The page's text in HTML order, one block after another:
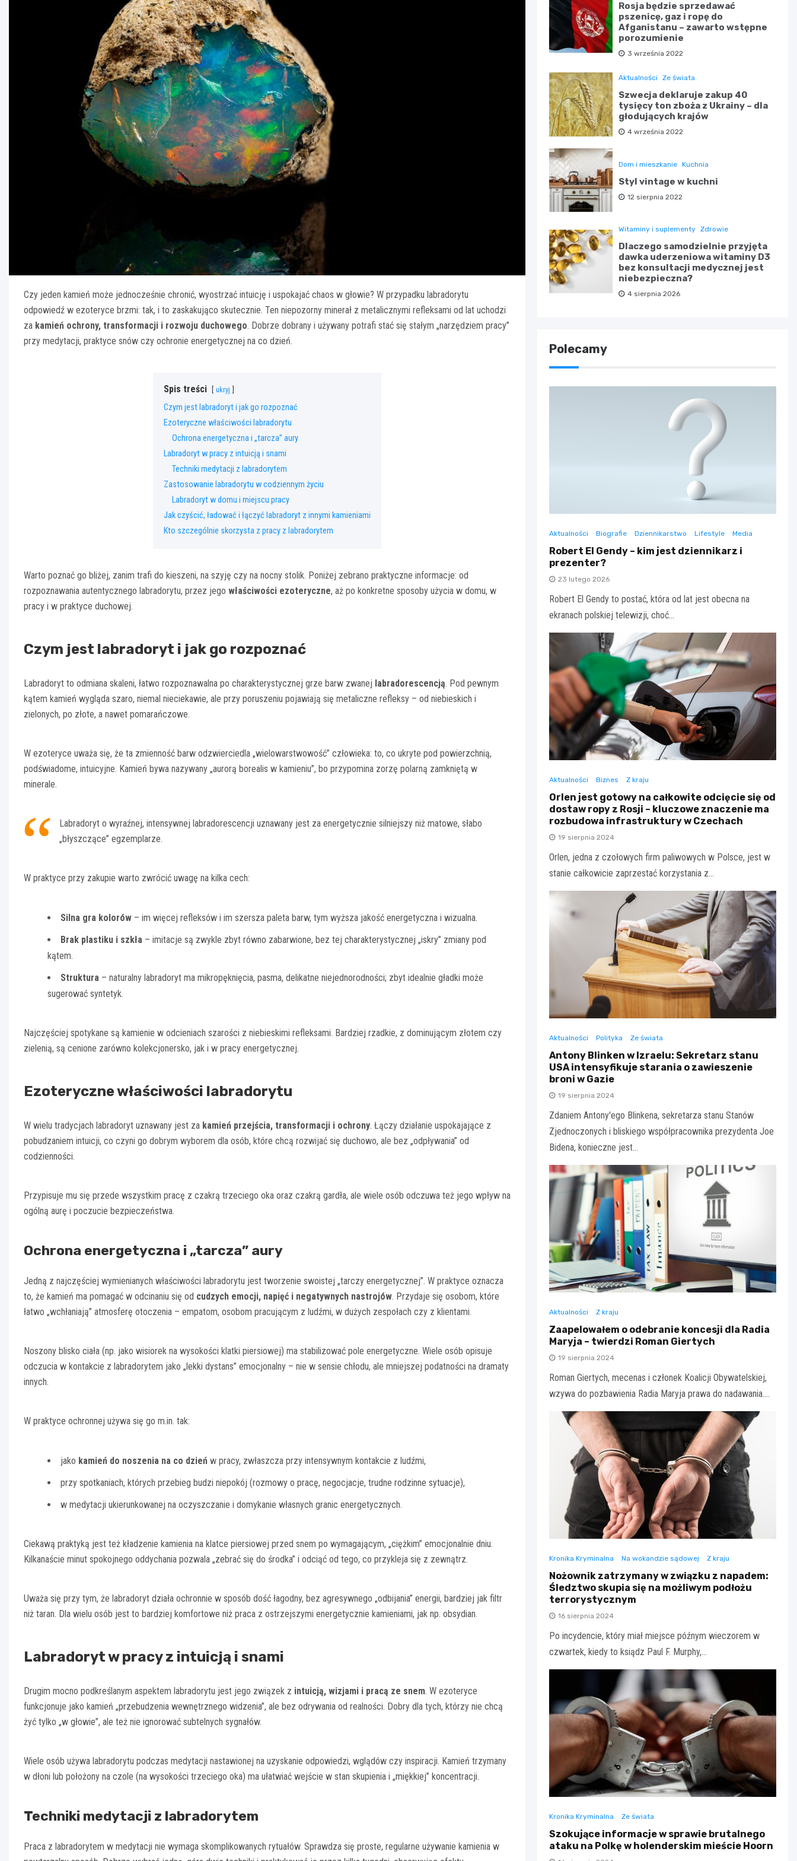
Czy jeden kamień może jednocześnie chronić, wyostrzać intuicję i uspokajać chaos w głowie? W przypadku labradorytu
odpowiedź w ezoteryce brzmi: tak, i to zaskakująco skutecznie. Ten niepozorny minerał z metalicznymi refleksami od lat uchodzi
za kamień ochrony, transformacji i rozwoju duchowego. Dobrze dobrany i używany potrafi stać się stałym „narzędziem pracy”
przy medytacji, praktyce snów czy ochronie energetycznej na co dzień.
Spis treści ukryj
Czym jest labradoryt i jak go rozpoznać
Ezoteryczne właściwości labradorytu
Ochrona energetyczna i „tarcza” aury
Labradoryt w pracy z intuicją i snami
Techniki medytacji z labradorytem
Zastosowanie labradorytu w codziennym życiu
Labradoryt w domu i miejscu pracy
Jak czyścić, ładować i łączyć labradoryt z innymi kamieniami
Kto szczególnie skorzysta z pracy z labradorytem
Warto poznać go bliżej, zanim trafi do kieszeni, na szyję czy na nocny stolik. Poniżej zebrano praktyczne informacje: od
rozpoznawania autentycznego labradorytu, przez jego właściwości ezoteryczne, aż po konkretne sposoby użycia w domu, w
pracy i w praktyce duchowej.
Czym jest labradoryt i jak go rozpoznać
Labradoryt to odmiana skaleni, łatwo rozpoznawalna po charakterystycznej grze barw zwanej labradorescencją. Pod pewnym
kątem kamień wygląda szaro, niemal nieciekawie, ale przy poruszeniu pojawiają się metaliczne refleksy – od niebieskich i
zielonych, po złote, a nawet pomarańczowe.
W ezoteryce uważa się, że ta zmienność barw odzwierciedla „wielowarstwowość” człowieka: to, co ukryte pod powierzchnią,
podświadome, intuicyjne. Kamień bywa nazywany „aurorą borealis w kamieniu”, bo przypomina zorzę polarną zamkniętą w
minerale.
Labradoryt o wyraźnej, intensywnej labradorescencji uznawany jest za energetycznie silniejszy niż matowe, słabo
„błyszczące” egzemplarze.
W praktyce przy zakupie warto zwrócić uwagę na kilka cech:
Silna gra kolorów – im więcej refleksów i im szersza paleta barw, tym wyższa jakość energetyczna i wizualna.
Brak plastiku i szkła – imitacje są zwykle zbyt równo zabarwione, bez tej charakterystycznej „iskry” zmiany pod
kątem.
Struktura – naturalny labradoryt ma mikropęknięcia, pasma, delikatne niejednorodności; zbyt idealnie gładki może
sugerować syntetyk.
Najczęściej spotykane są kamienie w odcieniach szarości z niebieskimi refleksami. Bardziej rzadkie, z dominującym złotem czy
zielenią, są cenione zarówno kolekcjonersko, jak i w pracy energetycznej.
Ezoteryczne właściwości labradorytu
W wielu tradycjach labradoryt uznawany jest za kamień przejścia, transformacji i ochrony. Łączy działanie uspokajające z
pobudzaniem intuicji, co czyni go dobrym wyborem dla osób, które chcą rozwijać się duchowo, ale bez „odpływania” od
codzienności.
Przypisuje mu się przede wszystkim pracę z czakrą trzeciego oka oraz czakrą gardła, ale wiele osób odczuwa też jego wpływ na
ogólną aurę i poczucie bezpieczeństwa.
Ochrona energetyczna i „tarcza” aury
Jedną z najczęściej wymienianych właściwości labradorytu jest tworzenie swoistej „tarczy energetycznej”. W praktyce oznacza
to, że kamień ma pomagać w odcinaniu się od cudzych emocji, napięć i negatywnych nastrojów. Przydaje się osobom, które
łatwo „wchłaniają” atmosferę otoczenia – empatom, osobom pracującym z ludźmi, w dużych zespołach czy z klientami.
Noszony blisko ciała (np. jako wisiorek na wysokości klatki piersiowej) ma stabilizować pole energetyczne. Wiele osób opisuje
odczucia w kontakcie z labradorytem jako „lekki dystans” emocjonalny – nie w sensie chłodu, ale mniejszej podatności na dramaty
innych.
W praktyce ochronnej używa się go m.in. tak:
jako kamień do noszenia na co dzień w pracy, zwłaszcza przy intensywnym kontakcie z ludźmi,
przy spotkaniach, których przebieg budzi niepokój (rozmowy o pracę, negocjacje, trudne rodzinne sytuacje),
w medytacji ukierunkowanej na oczyszczanie i domykanie własnych granic energetycznych.
Ciekawą praktyką jest też kładzenie kamienia na klatce piersiowej przed snem po wymagającym, „ciężkim” emocjonalnie dniu.
Kilkanaście minut spokojnego oddychania pozwala „zebrać się do środka” i odciąć od tego, co przykleja się z zewnątrz.
Uważa się przy tym, że labradoryt działa ochronnie w sposób dość łagodny, bez agresywnego „odbijania” energii, bardziej jak filtr
niż taran. Dla wielu osób jest to bardziej komfortowe niż praca z ostrzejszymi energetycznie kamieniami, jak np. obsydian.
Labradoryt w pracy z intuicją i snami
Drugim mocno podkreślanym aspektem labradorytu jest jego związek z intuicją, wizjami i pracą ze snem. W ezoteryce
funkcjonuje jako kamień „przebudzenia wewnętrznego widzenia”, ale bez odrywania od realności. Dobry dla tych, którzy nie chcą
żyć tylko „w głowie”, ale też nie ignorować subtelnych sygnałów.
Wiele osób używa labradorytu podczas medytacji nastawionej na uzyskanie odpowiedzi, wglądów czy inspiracji. Kamień trzymany
w dłoni lub położony na czole (na wysokości trzeciego oka) ma ułatwiać wejście w stan skupienia i „miękkiej” koncentracji.
Techniki medytacji z labradorytem
Praca z labradorytem w medytacji nie wymaga skomplikowanych rytuałów. Sprawdza się proste, regularne używanie kamienia w
Rosja będzie sprzedawać
pszenicę, gaz i ropę do
Afganistanu – zawarto wstępne
porozumienie
3 września 2022
Aktualności Ze świata
Szwecja deklaruje zakup 40
tysięcy ton zboża z Ukrainy – dla
głodujących krajów
4 września 2022
Dom i mieszkanie Kuchnia
Styl vintage w kuchni
12 sierpnia 2022
Witaminy i suplementy Zdrowie
Dlaczego samodzielnie przyjęta
dawka uderzeniowa witaminy D3
bez konsultacji medycznej jest
niebezpieczna?
4 sierpnia 2026
Polecamy
Aktualności Biografie Dziennikarstwo Lifestyle Media
Robert El Gendy – kim jest dziennikarz i
prezenter?
23 lutego 2026
Robert El Gendy to postać, która od lat jest obecna na
ekranach polskiej telewizji, choć…
Aktualności Biznes Z kraju
Orlen jest gotowy na całkowite odcięcie się od
dostaw ropy z Rosji – kluczowe znaczenie ma
rozbudowa infrastruktury w Czechach
19 sierpnia 2024
Orlen, jedna z czołowych firm paliwowych w Polsce, jest w
stanie całkowicie zaprzestać korzystania z…
Aktualności Polityka Ze świata
Antony Blinken w Izraelu: Sekretarz stanu
USA intensyfikuje starania o zawieszenie
broni w Gazie
19 sierpnia 2024
Zdaniem Antony'ego Blinkena, sekretarza stanu Stanów
Zjednoczonych i bliskiego współpracownika prezydenta Joe
Bidena, konieczne jest…
Aktualności Z kraju
Zaapelowałem o odebranie koncesji dla Radia
Maryja – twierdzi Roman Giertych
19 sierpnia 2024
Roman Giertych, mecenas i członek Koalicji Obywatelskiej,
wzywa do pozbawienia Radia Maryja prawa do nadawania.…
Kronika Kryminalna Na wokandzie sądowej Z kraju
Nożownik zatrzymany w związku z napadem:
Śledztwo skupia się na możliwym podłożu
terrorystycznym
16 sierpnia 2024
Po incydencie, który miał miejsce późnym wieczorem w
czwartek, kiedy to ksiądz Paul F. Murphy,…
Kronika Kryminalna Ze świata
Szokujące informacje w sprawie brutalnego
ataku na Polkę w holenderskim mieście Hoorn